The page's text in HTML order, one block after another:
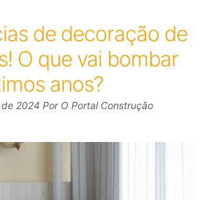
de decoração de
O que vai bombar
anos?
2024 Por O Portal Construção